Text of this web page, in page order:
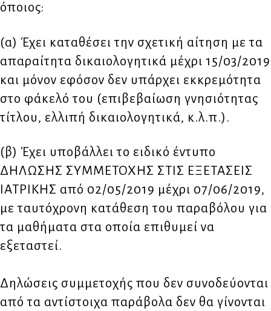
όποιος:
(α) Έχει καταθέσει την σχετική αίτηση με τα
απαραίτητα δικαιολογητικά μέχρι 15/03/2019
και μόνον εφόσον δεν υπάρχει εκκρεμότητα
στο φάκελό του (επιβεβαίωση γνησιότητας
τίτλου, ελλιπή δικαιολογητικά, κ.λ.π.).
(β) Έχει υποβάλλει το ειδικό έντυπο
ΔΗΛΩΣΗΣ ΣΥΜΜΕΤΟΧΗΣ ΣΤΙΣ ΕΞΕΤΑΣΕΙΣ
ΙΑΤΡΙΚΗΣ από 02/05/2019 μέχρι 07/06/2019,
με ταυτόχρονη κατάθεση του παραβόλου για
τα μαθήματα στα οποία επιθυμεί να
εξεταστεί.
Δηλώσεις συμμετοχής που δεν συνοδεύονται
από τα αντίστοιχα παράβολα δεν θα γίνονται